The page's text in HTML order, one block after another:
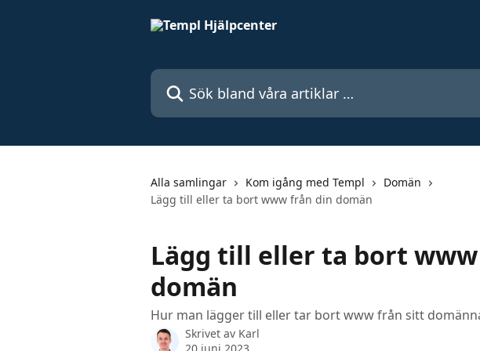
Sök bland våra artiklar …
Alla samlingar Kom igång med Templ
Domän
Lägg till eller ta bort www från din domän
Lägg till eller ta bort
domän
Hur man lägger till eller tar bort www från sitt
Skrivet av Karl